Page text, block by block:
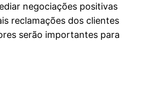
negociações positivas
reclamações dos clientes
serão importantes para